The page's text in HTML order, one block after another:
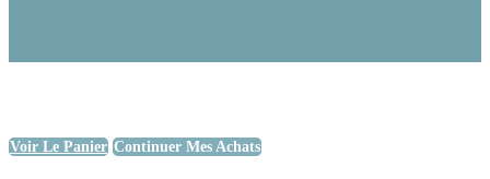
Voir Le Panier Continuer Mes Achats